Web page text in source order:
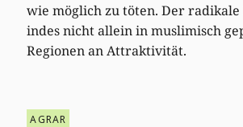
wie möglich zu töten. Der
indes nicht allein in muslimisch
Regionen an Attraktivität.
AGRAR